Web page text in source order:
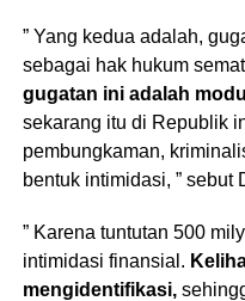
” Yang kedua adalah,
sebagai hak hukum
gugatan ini adalah
sekarang itu di Republik
pembungkaman,
bentuk intimidasi, ” sebut
” Karena tuntutan 500
intimidasi finansial.
mengidentifikasi,